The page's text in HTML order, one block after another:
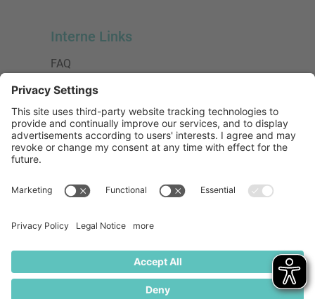
Interne Links
FAQ
Datenschutzerklärung
Impressum
Presse
Urheberrecht
Mitglied bei:
Die Jungen Unternehmer